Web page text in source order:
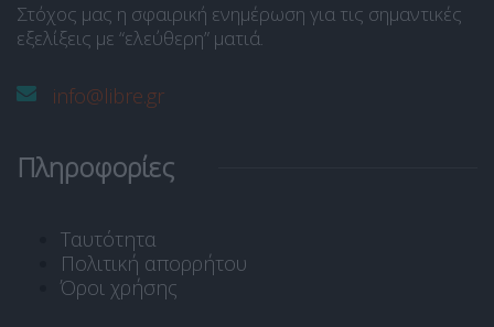
Στόχος μας η σφαιρική ενημέρωση για τις σημαντικές
εξελίξεις με “ελεύθερη” ματιά.
info@libre.gr
Πληροφορίες
Ταυτότητα
Πολιτική απορρήτου
Όροι χρήσης